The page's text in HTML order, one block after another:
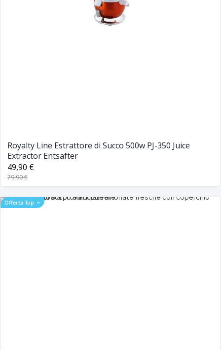
Royalty Line Estrattore di Succo 500w PJ-350 Juice
Extractor Entsafter
49,90 €
79,90 €
Offerta Top ⭐